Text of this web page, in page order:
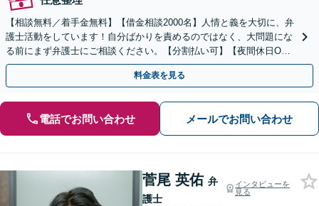
【相談無料／着手金無料】【借金相談2000名】人情と義を大切に、弁
護士活動をしています！自分ばかりを責めるのではなく、大問題にな
る前にまず弁護士にご相談ください。【分割払い可】【夜間休日O
K】
料金表を見る
電話でお問い合わせ メールでお問い合わせ
菅尾 英佑 弁
護士
インタビューを
見る